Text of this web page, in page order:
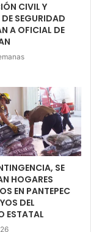
CIVIL Y
SEGURIDAD
A OFICIAL DE
SE
HOGARES
EN PANTEPEC
DEL
ESTATAL